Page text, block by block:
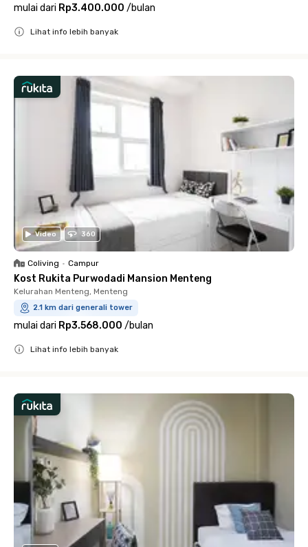
mulai dari Rp3.400.000 /bulan
Lihat info lebih banyak
Video 360
Coliving • Campur
Kost Rukita Purwodadi Mansion Menteng
Kelurahan Menteng, Menteng
2.1 km dari generali tower
mulai dari Rp3.568.000 /bulan
Lihat info lebih banyak